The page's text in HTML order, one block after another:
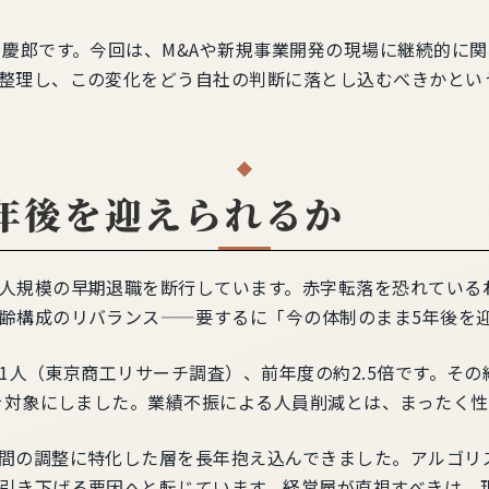
郎です。今回は、M&Aや新規事業開発の現場に継続的に
理し、この変化をどう自社の判断に落とし込むべきかと
後を迎えられるか
規模の早期退職を断行しています。赤字転落を恐れてい
構成のリバランス——要するに「今の体制のまま5年後を
（東京商工リサーチ調査）、前年度の約2.5倍です。そ
象にしました。業績不振による人員削減とは、まったく
の調整に特化した層を長年抱え込んできました。アルゴ